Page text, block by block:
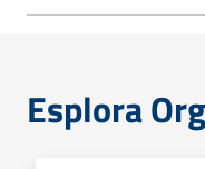
Esplora